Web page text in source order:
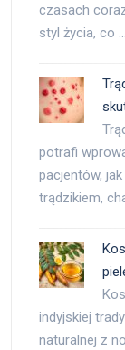
czasach
styl życia, co …
potrafi
pacjentów,
trądzikiem,
indyjskiej
naturalnej z